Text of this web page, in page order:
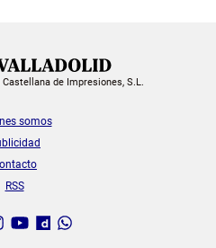
de Impresiones, S.L.
somos
RSS
Instagram
YouTubeDailymotion